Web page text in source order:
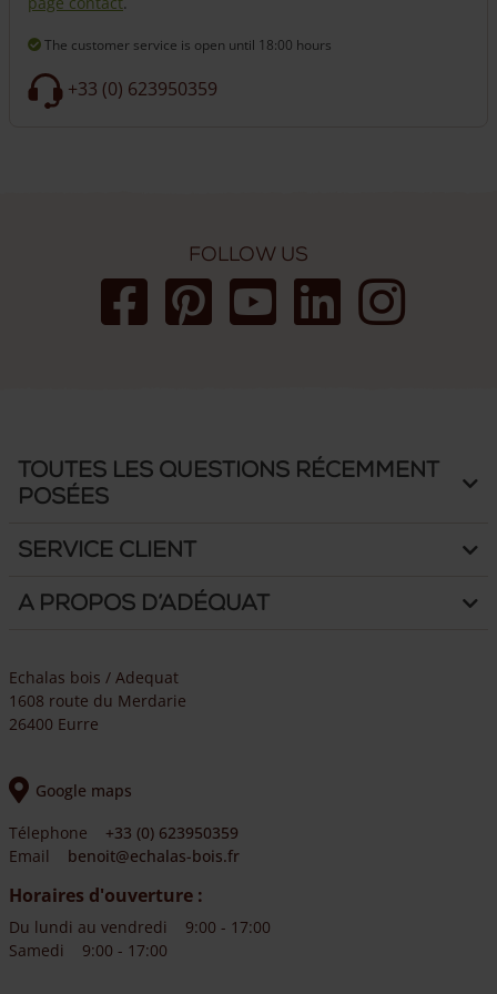
poteaux plus grands (20 x 20 cm). Cela augmente non
seulement la solidité, mais aussi la durabilité du portail.
votre portail et votre clôture dureront longtemps.
être plus haut ou comporter plus de barres intermédiaires. Et
peut-être préférez-vous une autre essence de bois que le
chêne? Nous nous ferons un plaisir de vous faire un devis
pour un portail sur mesure.
The customer service is open until 18:00 hours
+33 (0) 623950359
Follow us
Toutes les questions récemment
posées
Service client
A propos d’Adéquat
Echalas bois / Adequat
1608 route du Merdarie
26400 Eurre
Google maps
Télephone
+33 (0) 623950359
Email
benoit@echalas-bois.fr
Horaires d'ouverture :
Du lundi au vendredi
9:00 - 17:00
Samedi
9:00 - 17:00